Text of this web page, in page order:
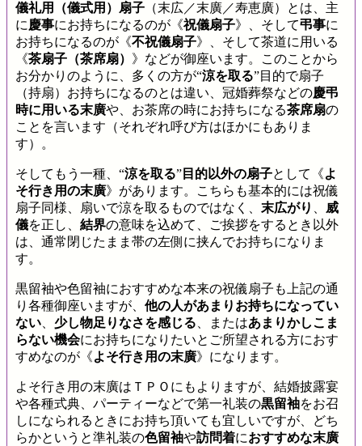
儀礼用（儀式用）扇子 （末広／末廣／寿恵廣）とは、主
に 慶事にお持ちになるのが《祝儀扇子》、そして弔事に
お持ちになるのが《不祝儀扇子》、そして茶道に用いる
《茶扇子（茶席扇） 》などが御座います。このことから
お分かりのように、多くの方が“涼を取る”目的で扇子
（持扇）お持ちになるのとは違い、冠婚葬祭などの慶弔
時に用いる末廣や、お茶席の時にお持ちになる茶席扇の
ことを言います（それぞれ呼び方はほかにもありま
す）。
そしてもう一種、“涼を取る” 目的以外の扇子として《よ
そ行き用の末廣》があります。こちらも基本的には祝儀
扇子同様、扇いで涼を取るものではなく、 末広がり
威
儀を正し、 結界の意味を込めて、ご挨拶をするとき以外
は、通常閉じたまま帯の左側に挟んでお持ちになりま
す。
黒留袖や色留袖におすすめな本来の祝儀扇子も上記の通
り各種御座いますが、 他の人があまりお持ちになってい
ない
少し物足りなさを感じる 、またはあまりかしこま
らない機会にお持ちになりたいとご所望される方におす
すめなのが《よそ行き用の末廣》になります。
よそ行き用の末廣はＴＰＯにもよりますが、結婚披露宴
や各種式典、パーティーなどで第一礼装の黒留袖をお召
しになられるときにお持ち頂いても宜しいですが、どち
らかというと準礼装の色留袖や訪問着におすすめな末廣